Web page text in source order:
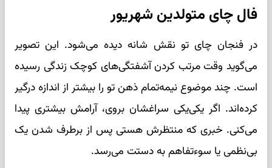
فال چای متولدین شهریور
در فنجان چای تو نقش شانه دیده می‌شود. این تصویر
می‌گوید وقت مرتب کردن آشفتگی‌های کوچک زندگی رسیده
است. چند موضوع نیمه‌تمام ذهن تو را بیشتر از اندازه درگیر
کرده‌اند. اگر یکی‌یکی سراغشان بروی، آرامش بیشتری پیدا
می‌کنی. خبری که منتظرش هستی پس از برطرف شدن یک
بی‌نظمی یا سوءتفاهم به دستت می‌رسد.